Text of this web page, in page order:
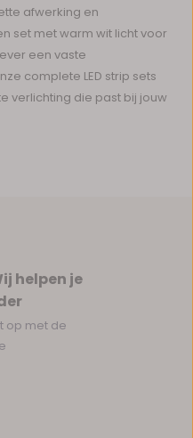
afwerking en
set met warm wit licht voor
een vaste
complete LED strip sets
verlichting die past bij jouw
helpen je
op met de